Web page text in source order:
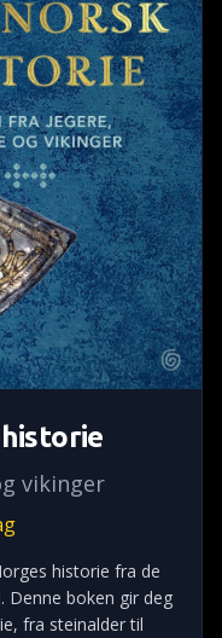
vikinger
historie fra de
Denne boken gir deg
fra steinalder til